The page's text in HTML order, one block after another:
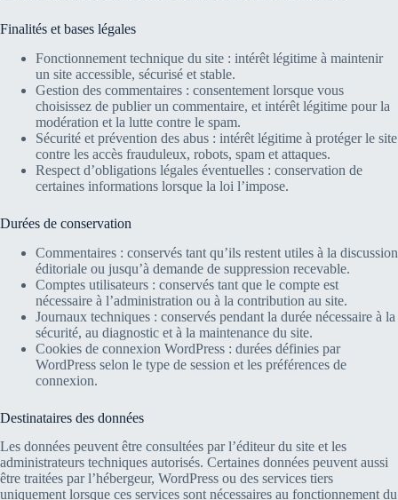
Finalités et bases légales
Fonctionnement technique du site : intérêt légitime à maintenir
un site accessible, sécurisé et stable.
Gestion des commentaires : consentement lorsque vous
choisissez de publier un commentaire, et intérêt légitime pour la
modération et la lutte contre le spam.
Sécurité et prévention des abus : intérêt légitime à protéger le site
contre les accès frauduleux, robots, spam et attaques.
Respect d’obligations légales éventuelles : conservation de
certaines informations lorsque la loi l’impose.
Durées de conservation
Commentaires : conservés tant qu’ils restent utiles à la discussion
éditoriale ou jusqu’à demande de suppression recevable.
Comptes utilisateurs : conservés tant que le compte est
nécessaire à l’administration ou à la contribution au site.
Journaux techniques : conservés pendant la durée nécessaire à la
sécurité, au diagnostic et à la maintenance du site.
Cookies de connexion WordPress : durées définies par
WordPress selon le type de session et les préférences de
connexion.
Destinataires des données
Les données peuvent être consultées par l’éditeur du site et les
administrateurs techniques autorisés. Certaines données peuvent aussi
être traitées par l’hébergeur, WordPress ou des services tiers
uniquement lorsque ces services sont nécessaires au fonctionnement du